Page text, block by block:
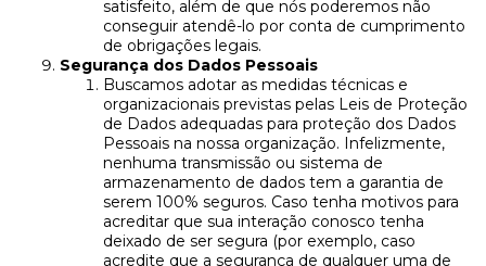
satisfeito, além de que nós poderemos não
conseguir atendê-lo por conta de cumprimento
de obrigações legais.
Segurança dos Dados Pessoais
Buscamos adotar as medidas técnicas e
organizacionais previstas pelas Leis de Proteção
de Dados adequadas para proteção dos Dados
Pessoais na nossa organização. Infelizmente,
nenhuma transmissão ou sistema de
armazenamento de dados tem a garantia de
serem 100% seguros. Caso tenha motivos para
acreditar que sua interação conosco tenha
deixado de ser segura (por exemplo, caso
acredite que a segurança de qualquer uma de